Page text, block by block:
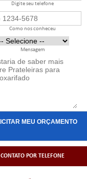
Digite seu telefone
Como nos conheceu
Mensagem
CONTATO POR TELEFONE